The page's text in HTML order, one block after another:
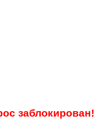
заблокирован!